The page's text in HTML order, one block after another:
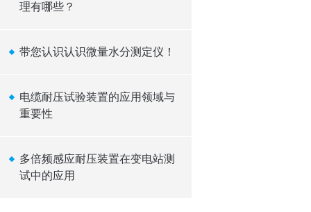
理有哪些？
带您认识认识微量水分测定仪！
电缆耐压试验装置的应用领域与
重要性
多倍频感应耐压装置在变电站测
试中的应用